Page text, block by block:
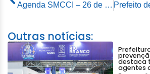
Agenda SMCCI – 26 de novembro de 2025
Outras notícias:
destaca
agentes